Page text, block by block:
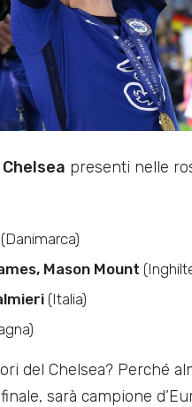
presenti nelle
(Danimarca)
Mason Mount
(Italia)
del Chelsea? Perché
sarà campione